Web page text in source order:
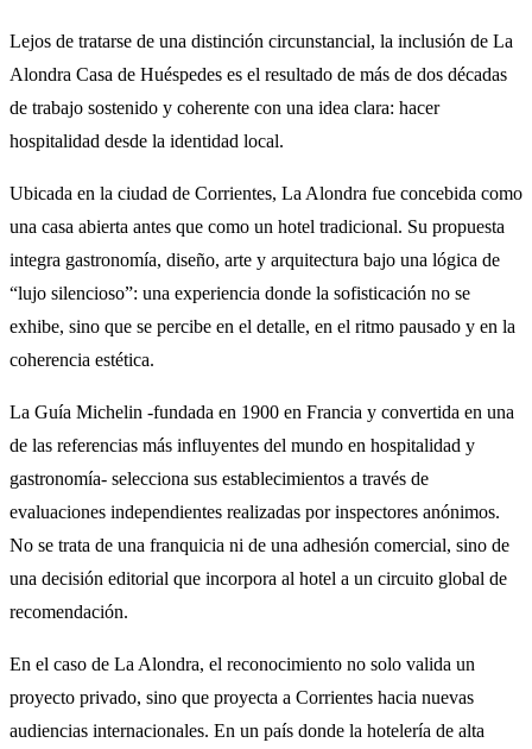
Lejos de tratarse de una distinción circunstancial, la inclusión de La
Alondra Casa de Huéspedes es el resultado de más de dos décadas
de trabajo sostenido y coherente con una idea clara: hacer
hospitalidad desde la identidad local.
Ubicada en la ciudad de Corrientes, La Alondra fue concebida como
una casa abierta antes que como un hotel tradicional. Su propuesta
integra gastronomía, diseño, arte y arquitectura bajo una lógica de
“lujo silencioso”: una experiencia donde la sofisticación no se
exhibe, sino que se percibe en el detalle, en el ritmo pausado y en la
coherencia estética.
La Guía Michelin -fundada en 1900 en Francia y convertida en una
de las referencias más influyentes del mundo en hospitalidad y
gastronomía- selecciona sus establecimientos a través de
evaluaciones independientes realizadas por inspectores anónimos.
No se trata de una franquicia ni de una adhesión comercial, sino de
una decisión editorial que incorpora al hotel a un circuito global de
recomendación.
En el caso de La Alondra, el reconocimiento no solo valida un
proyecto privado, sino que proyecta a Corrientes hacia nuevas
audiencias internacionales. En un país donde la hotelería de alta